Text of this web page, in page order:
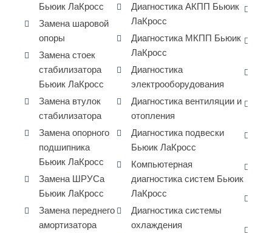
Бьюик ЛаКросс
Замена шаровой
опоры
Замена стоек
стабилизатора
Бьюик ЛаКросс
Замена втулок
стабилизатора
Замена опорного
подшипника
Бьюик ЛаКросс
Замена ШРУСа
Бьюик ЛаКросс
Замена переднего
амортизатора
Диагностика АКПП Бьюик
ЛаКросс
Диагностика МКПП Бьюик
ЛаКросс
Диагностика
электрооборудования
Диагностика вентиляции и
отопления
Диагностика подвески
Бьюик ЛаКросс
Компьютерная
диагностика систем Бьюик
ЛаКросс
Диагностика системы
охлаждения